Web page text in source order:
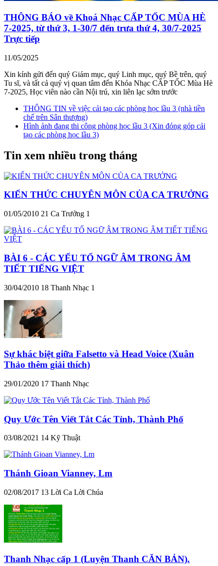
THÔNG BÁO về Khoá Nhạc CẤP TỐC MÙA HÈ
7-2025, từ thứ 3, 1-30/7 đến trưa thứ 4, 30/7-2025
Trực tiếp
11/05/2025
Xin kính gửi đến quý Giám mục, quý Linh mục, quý Bề trên, quý
Tu sĩ, và tất cả quý vị quan tâm đến Khóa Nhạc CẤP TỐC Mùa Hè
7-2025, Học viên nào cần Nội trú, xin liên lạc sớm trước
THÔNG TIN về việc cải tạo các phòng học lầu 3 (nhà tiền
chế trên Sân thượng)
Hình ảnh đang thi công phòng học lầu 3 (Xin đóng góp cải
tạo các phòng học lầu 3)
Tin xem nhiều trong tháng
KIẾN THỨC CHUYÊN MÔN CỦA CA TRƯỞNG
01/05/2010 21 Ca Trưởng 1
BÀI 6 - CÁC YẾU TỐ NGỮ ÂM TRONG ÂM
TIẾT TIẾNG VIỆT
30/04/2010 18 Thanh Nhạc 1
Sự khác biệt giữa Falsetto và Head Voice (Xuân
Thảo thêm giải thích)
29/01/2020 17 Thanh Nhạc
Quy Ước Tên Viết Tắt Các Tỉnh, Thành Phố
03/08/2021 14 Kỹ Thuật
Thánh Gioan Vianney, Lm
02/08/2017 13 Lời Ca Lời Chúa
Thanh Nhạc cấp 1 (Luyện Thanh CĂN BẢN).